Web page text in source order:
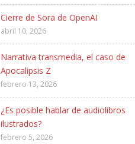
Cierre de Sora de OpenAI
abril 10, 2026
Narrativa transmedia, el caso de
Apocalipsis Z
febrero 13, 2026
¿Es posible hablar de audiolibros
ilustrados?
febrero 5, 2026